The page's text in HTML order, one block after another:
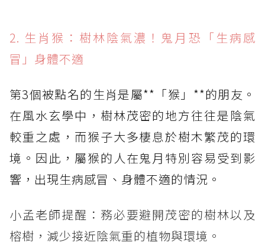
2. 生肖猴：樹林陰氣濃！鬼月恐「生病感
冒」身體不適
第3個被點名的生肖是屬**「猴」**的朋友。
在風水玄學中，樹林茂密的地方往往是陰氣
較重之處，而猴子大多棲息於樹木繁茂的環
境。因此，屬猴的人在鬼月特別容易受到影
響，出現生病感冒、身體不適的情況。
小孟老師提醒：務必要避開茂密的樹林以及
榕樹，減少接近陰氣重的植物與環境。